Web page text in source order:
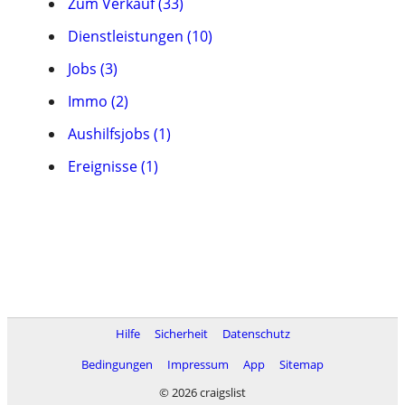
Dienstleistungen (10)
Jobs (3)
Immo (2)
Aushilfsjobs (1)
Ereignisse (1)
Hilfe Sicherheit
Datenschutz
Bedingungen
Impressum App
Sitemap
© 2026 craigslist